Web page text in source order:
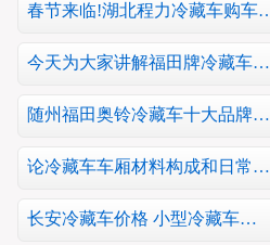
春节来临!湖北程力冷藏车购车
今天为大家讲解福田牌冷藏车…
随州福田奥铃冷藏车十大品牌…
论冷藏车车厢材料构成和日常…
长安冷藏车价格 小型冷藏车…